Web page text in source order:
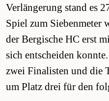
Verlängerung stand es
Spiel zum Siebenmeter
der Bergische HC erst
sich entscheiden
zwei Finalisten und die
um Platz drei für den